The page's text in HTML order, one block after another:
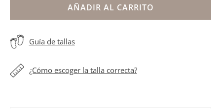
Panther
rosa
AÑADIR AL CARRITO
Guía de tallas
¿Cómo escoger la talla correcta?